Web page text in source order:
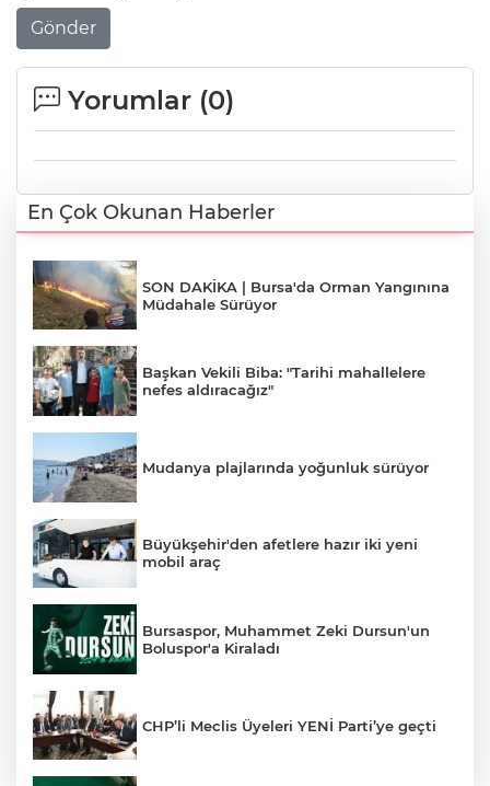
Gönder
Yorumlar (0)
En Çok Okunan Haberler
SON DAKİKA | Bursa'da Orman Yangınına
Müdahale Sürüyor
Başkan Vekili Biba: "Tarihi mahallelere
nefes aldıracağız"
Mudanya plajlarında yoğunluk sürüyor
Büyükşehir'den afetlere hazır iki yeni
mobil araç
Bursaspor, Muhammet Zeki Dursun'un
Boluspor'a Kiraladı
CHP’li Meclis Üyeleri YENİ Parti’ye geçti